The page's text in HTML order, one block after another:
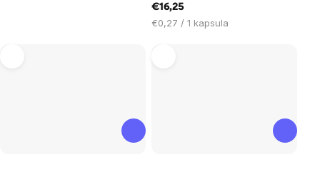
€16,25
Jednotková
€0,27 / 1 kapsula